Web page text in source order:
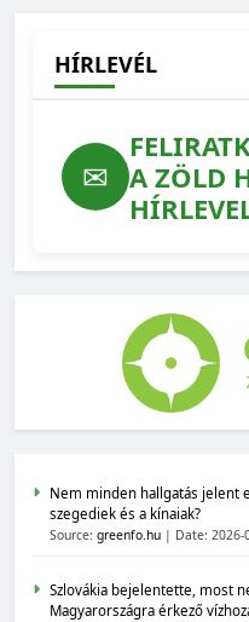
HÍRLEVÉL
✉
A ZÖLD
Nem minden hallgatás jelent
szegediek és a kínaiak?
Source: greenfo.hu Date: 2026-
Szlovákia bejelentette, most
Magyarországra érkező